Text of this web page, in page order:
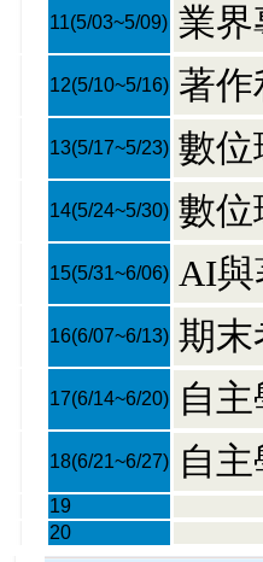
11(5/03~5/09) 業界
12(5/10~5/16) 著作
13(5/17~5/23) 數位
14(5/24~5/30) 數位
15(5/31~6/06) AI與
16(6/07~6/13) 期末
17(6/14~6/20) 自主
18(6/21~6/27) 自主
19
20